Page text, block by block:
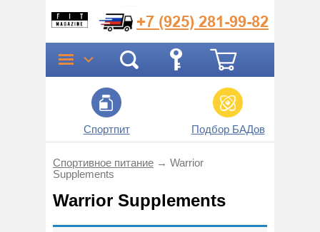
+7 (925) 281-99-82
Спортпит Подбор БАДов
Спортивное питание → Warrior
Supplements
Warrior Supplements